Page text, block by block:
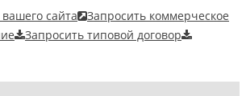
сайта
Запросить коммерческое
Запросить типовой договор